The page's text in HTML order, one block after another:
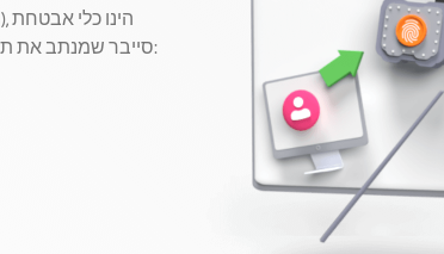
סייבר שמנתב את תעבורת האינטרנט שלכם דרך מנהרה מוצפנת, ובכך מאפשר לכם: